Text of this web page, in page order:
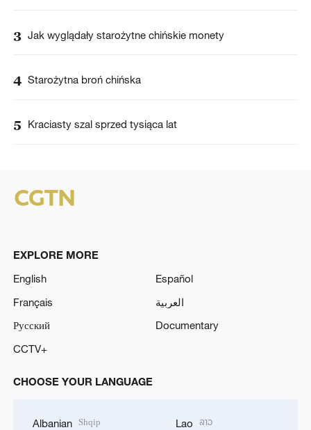
3 Jak wyglądały starożytne chińskie monety
4 Starożytna broń chińska
5 Kraciasty szal sprzed tysiąca lat
EXPLORE MORE
English
Español
Français
العربية
Русский
Documentary
CCTV+
CHOOSE YOUR LANGUAGE
Albanian Shqip Lao ລາວ